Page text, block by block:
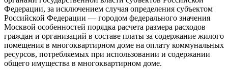
Федерации, за исключением случая определения субъектом
Российской Федерации — городом федерального значения
Москвой особенностей порядка расчета размера расходов
граждан и организаций в составе платы за содержание жилого
помещения в многоквартирном доме на оплату коммунальных
ресурсов, потребляемых при использовании и содержании
общего имущества в многоквартирном доме.